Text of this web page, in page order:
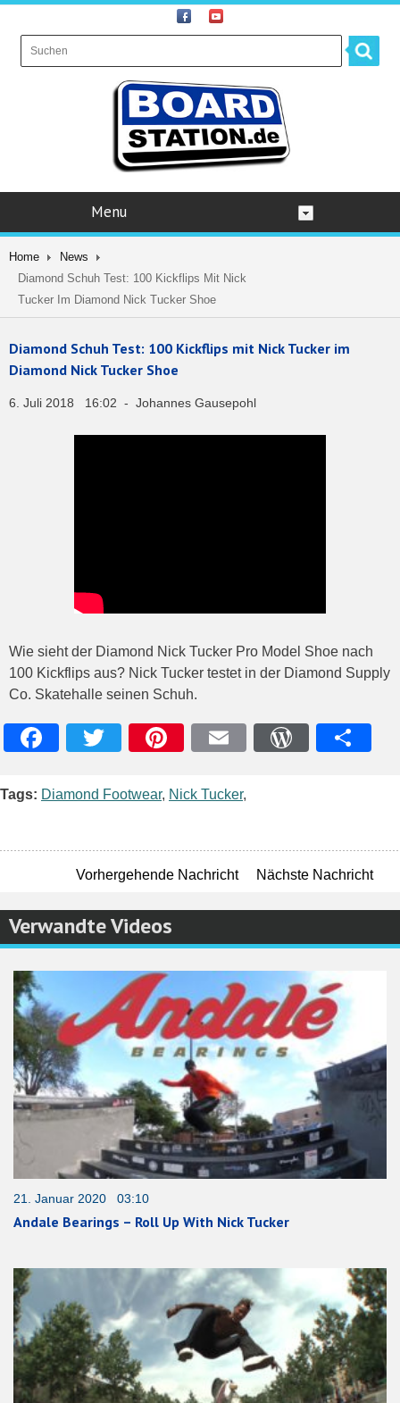
Menu
Home
News
Diamond Schuh Test: 100 Kickflips Mit Nick
Tucker Im Diamond Nick Tucker Shoe
Diamond Schuh Test: 100 Kickflips mit Nick Tucker im
Diamond Nick Tucker Shoe
6. Juli 2018 16:02 - Johannes Gausepohl
Wie sieht der Diamond Nick Tucker Pro Model Shoe nach
100 Kickflips aus? Nick Tucker testet in der Diamond Supply
Co. Skatehalle seinen Schuh.
Tags: Diamond Footwear, Nick Tucker,
Vorhergehende Nachricht Nächste Nachricht
Verwandte Videos
21. Januar 2020 03:10
Andale Bearings – Roll Up With Nick Tucker